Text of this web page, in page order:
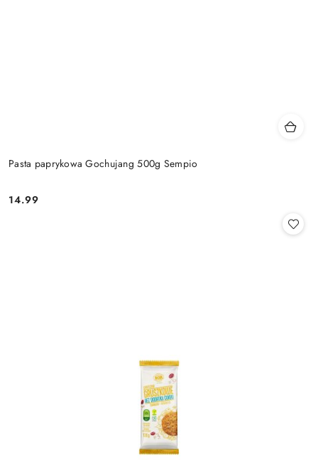
Pasta paprykowa Gochujang 500g Sempio
Cena:
14.99